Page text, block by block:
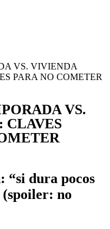
VS. VIVIENDA
PARA NO COMETER
VS.
“si dura pocos
(spoiler: no